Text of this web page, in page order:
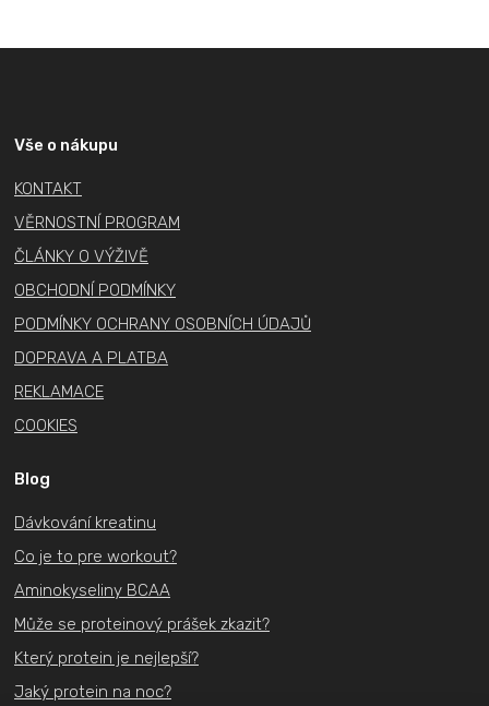
Vše o nákupu
KONTAKT
VĚRNOSTNÍ PROGRAM
ČLÁNKY O VÝŽIVĚ
OBCHODNÍ PODMÍNKY
PODMÍNKY OCHRANY OSOBNÍCH ÚDAJŮ
DOPRAVA A PLATBA
REKLAMACE
COOKIES
Blog
Dávkování kreatinu
Co je to pre workout?
Aminokyseliny BCAA
Může se proteinový prášek zkazit?
Který protein je nejlepší?
Jaký protein na noc?